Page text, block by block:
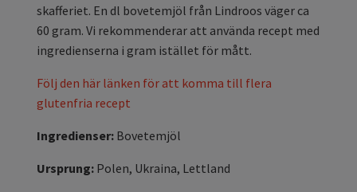
skafferiet. En dl bovetemjöl från Lindroos väger ca
60 gram. Vi rekommenderar att använda recept med
ingredienserna i gram istället för mått.
Följ den här länken för att komma till flera
glutenfria recept
Ingredienser: Bovetemjöl
Ursprung: Polen, Ukraina, Lettland